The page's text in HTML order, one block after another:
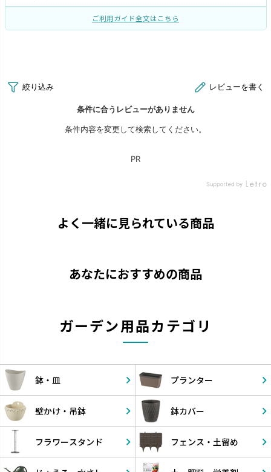
ご利用ガイド全文はこちら
よく一緒に見られている商品
あなたにおすすめの商品
ガーデン用品カテゴリ
鉢・皿 プランター
壁かけ・ 吊鉢 鉢カバー
フラワースタンド フェンス・ 土留め